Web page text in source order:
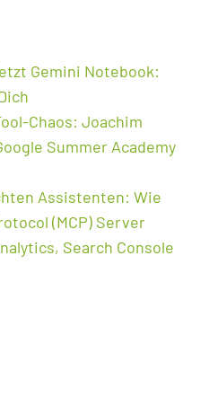
Gemini Notebook:
Chaos: Joachim
Summer Academy
Assistenten: Wie
(MCP) Server
Search Console